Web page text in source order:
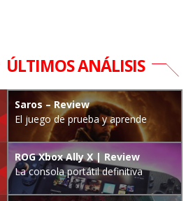
ÚLTIMOS ANÁLISIS
Saros – Review
El juego de prueba y aprende
ROG Xbox Ally X | Review
La consola portátil definitiva